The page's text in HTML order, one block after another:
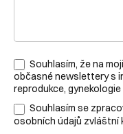
Souhlasím, že na
občasné newslettery s
reprodukce, gynekologie
Souhlasím se
osobních údajů zvláštní